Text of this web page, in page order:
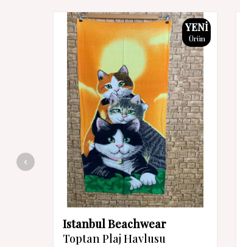
YENI
Ürün
Istanbul Beachwear
Toptan Plaj Havlusu